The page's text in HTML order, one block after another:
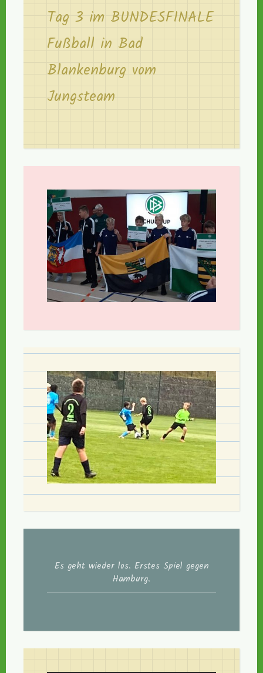
Tag 3 im BUNDESFINALE
Fußball in Bad
Blankenburg vom
Jungsteam
Es geht wieder los. Erstes Spiel gegen
Hamburg.